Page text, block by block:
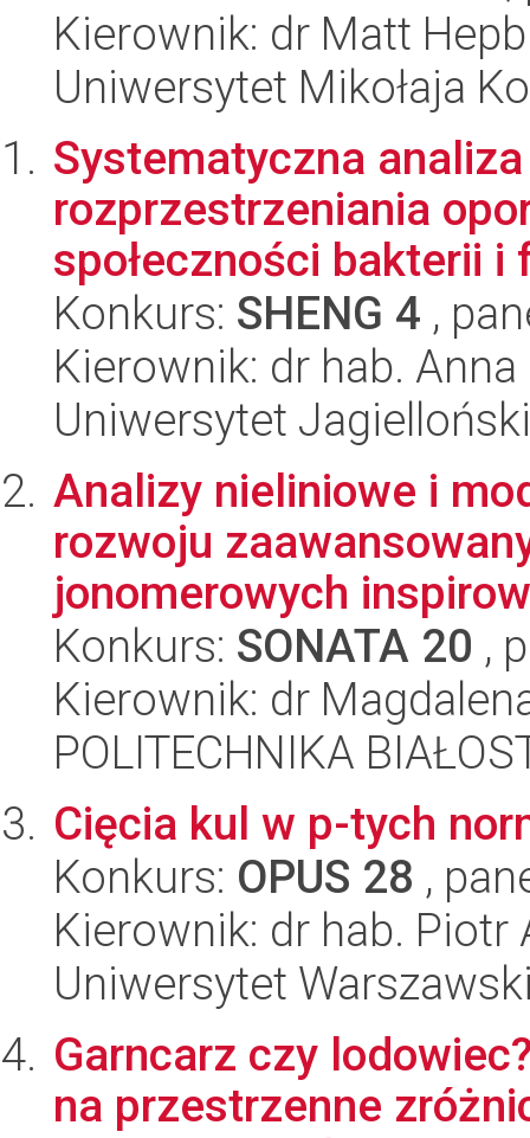
Kierownik: dr Matt
Uniwersytet Mikołaja
Systematyczna
rozprzestrzeniania
społeczności bakterii i
Konkurs: SHENG 4 ,
Kierownik: dr hab.
Uniwersytet Jagielloński
Analizy nieliniowe i
rozwoju
jonomerowych
Konkurs: SONATA 20 ,
Kierownik: dr
POLITECHNIKA
Cięcia kul w p-tych
Konkurs: OPUS 28 ,
Kierownik: dr hab. Piotr
Uniwersytet
Garncarz czy
na przestrzenne